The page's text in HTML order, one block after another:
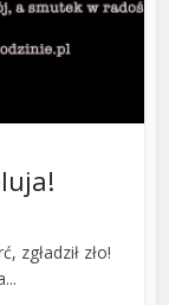
zgładził zło!